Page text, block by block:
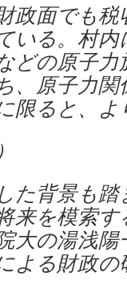
政面でも
いる。村
どの原子
、原子力
限ると、
た背景も
来を模索
大の湯浅
よる財政